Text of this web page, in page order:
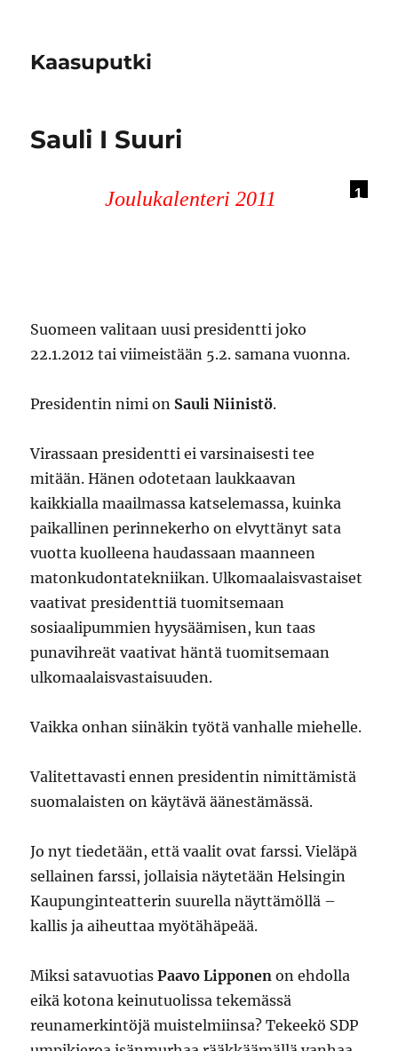
Kaasuputki
Sauli I Suuri
1
Joulukalenteri 2011
Suomeen valitaan uusi presidentti joko
22.1.2012 tai viimeistään 5.2. samana vuonna.
Presidentin nimi on Sauli Niinistö.
Virassaan presidentti ei varsinaisesti tee
mitään. Hänen odotetaan laukkaavan
kaikkialla maailmassa katselemassa, kuinka
paikallinen perinnekerho on elvyttänyt sata
vuotta kuolleena haudassaan maanneen
matonkudontatekniikan. Ulkomaalaisvastaiset
vaativat presidenttiä tuomitsemaan
sosiaalipummien hyysäämisen, kun taas
punavihreät vaativat häntä tuomitsemaan
ulkomaalaisvastaisuuden.
Vaikka onhan siinäkin työtä vanhalle miehelle.
Valitettavasti ennen presidentin nimittämistä
suomalaisten on käytävä äänestämässä.
Jo nyt tiedetään, että vaalit ovat farssi. Vieläpä
sellainen farssi, jollaisia näytetään Helsingin
Kaupunginteatterin suurella näyttämöllä –
kallis ja aiheuttaa myötähäpeää.
Miksi satavuotiasPaavo Lipponen on ehdolla
eikä kotona keinutuolissa tekemässä
reunamerkintöjä muistelmiinsa? Tekeekö SDP